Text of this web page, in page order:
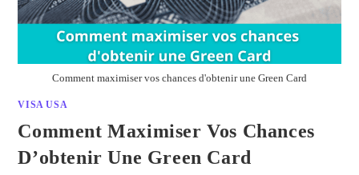
Comment maximiser vos chances d'obtenir une Green Card
VISA USA
Comment Maximiser Vos Chances
D’obtenir Une Green Card